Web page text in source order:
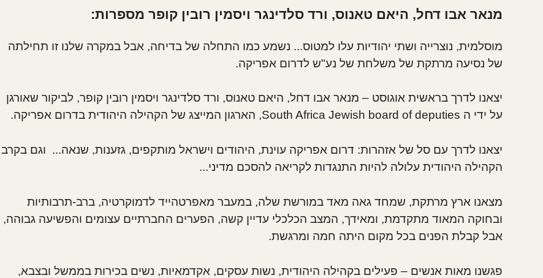
מנאר אבו דחל, היאם טאנוס, ורד סלדינגר ויסמין רובין קופר מספרות:
מוסלמית, נוצרייה ושתי יהודיות עלו למטוס... נשמע כמו התחלה של בדיחה, אבל במקרה שלנו זו תחילתה
של נסיעה מרתקת של משלחת של נע"ש לדרום אפריקה.
יצאנו לדרך בראשית אוגוסט – מנאר אבו דחל, היאם טאנוס, ורד סלדינגר ויסמין רובין קופר, לביקור שאורגן
על ידי ה South Africa Jewish board of deputies, הארגון המייצג של הקהילה היהודית בדרום אפריקה.
יצאנו לדרך עם סל של אזהרות: דרום אפריקה עוינת, היהודים וישראל מותקפים, גזענות, שנאה... וגם בקרב
הקהילה היהודית עלולה להיות התנגדות לקריאה להסכם מדיני...
מצאנו ארץ מרתקת, שמחד גאה מאד במורשת שלה, במעבר מאפרטהייד לדמוקרטיה, ברב-תרבותיות
ובחוקה המאוד מתקדמת, ומאידך, המצב הכלכלי עדיין קשה, הפערים החברתיים עצומים והפשיעה גבוהה,
אבל קבלת הפנים בכל מקום היתה חמה ומרגשת.
פגשנו מאות אנשים – פעילים בקהילה היהודית, נשות עסקים, אקדמאיות, נשים בכירות בממשל ובצבא,